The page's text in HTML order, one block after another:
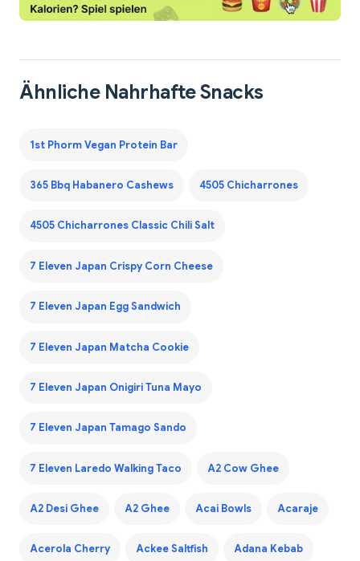
Ähnliche Nahrhafte Snacks
1st Phorm Vegan Protein Bar
365 Bbq Habanero Cashews 4505 Chicharrones
4505 Chicharrones Classic Chili Salt
7 Eleven Japan Crispy Corn Cheese
7 Eleven Japan Egg Sandwich
7 Eleven Japan Matcha Cookie
7 Eleven Japan Onigiri Tuna Mayo
7 Eleven Japan Tamago Sando
7 Eleven Laredo Walking Taco A2 Cow Ghee
A2 Desi Ghee A2 Ghee Acai Bowls Acaraje
Acerola Cherry Ackee Saltfish Adana Kebab